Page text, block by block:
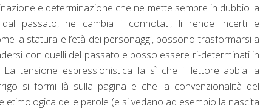
e determinazione che ne mette sempre in dubbio la
passato, ne cambia i connotati, li rende incerti e
la statura e l’età dei personaggi, possono trasformarsi a
con quelli del passato e posso essere ri-determinati in
La tensione espressionistica fa sì che il lettore abbia la
si formi là sulla pagina e che la convenzionalità del
delle parole (e si vedano ad esempio la nascita